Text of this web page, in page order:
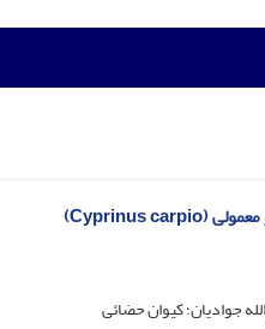
جوادیان؛ کیوان حضائی